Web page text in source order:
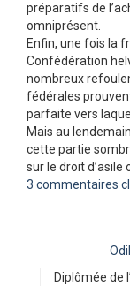
préparatifs de
omniprésent.
Enfin, une fois la
Confédération
nombreux
fédérales
parfaite vers
Mais au
cette partie
sur le droit
3 commentaires
Diplômée de